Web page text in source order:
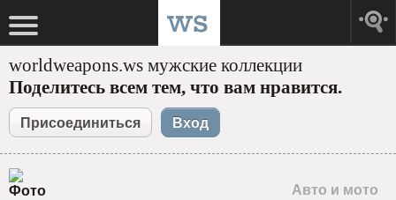
worldweapons.ws мужские коллекции
Поделитесь всем тем, что вам нравится.
Присоединиться Вход
Авто и мото